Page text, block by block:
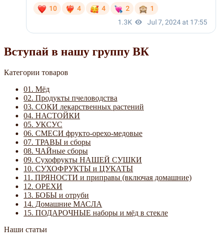
Вступай в нашу группу ВК
Категории товаров
01. Мёд
02. Продукты пчеловодства
03. СОКИ лекарственных растений
04. НАСТОЙКИ
05. УКСУС
06. СМЕСИ фрукто-орехо-медовые
07. ТРАВЫ и сборы
08. ЧАЙные сборы
09. Сухофрукты НАШЕЙ СУШКИ
10. СУХОФРУКТЫ и ЦУКАТЫ
11. ПРЯНОСТИ и приправы (включая домашние)
12. ОРЕХИ
13. БОБЫ и отруби
14. Домашние МАСЛА
15. ПОДАРОЧНЫЕ наборы и мёд в стекле
Наши статьи